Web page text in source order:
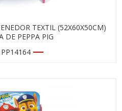
TEXTIL (52X60X50CM)
DE PEPPA PIG
PP14164